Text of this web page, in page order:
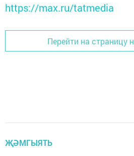
https://max.ru/tatmedia
Перейти на страницу
ҖӘМГЫЯТЬ